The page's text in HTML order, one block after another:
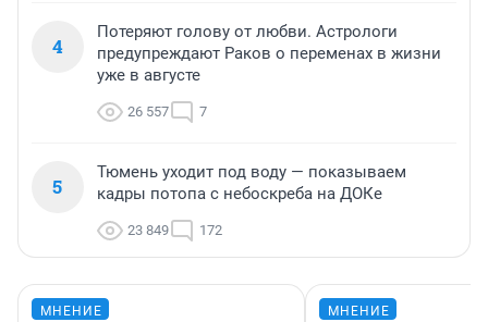
4
Потеряют голову от любви. Астрологи
предупреждают Раков о переменах в жизни
уже в августе
26 557 7
5
Тюмень уходит под воду — показываем
кадры потопа с небоскреба на ДОКе
23 849 172
МНЕНИЕ МНЕНИЕ